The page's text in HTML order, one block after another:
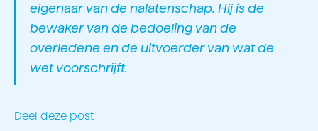
eigenaar van de nalatenschap. Hij is de
bewaker van de bedoeling van de
overledene en de uitvoerder van wat de
wet voorschrijft.
Deel deze post